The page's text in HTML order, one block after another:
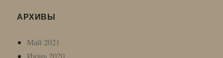
АРХИВЫ
Май 2021
Июнь 2020